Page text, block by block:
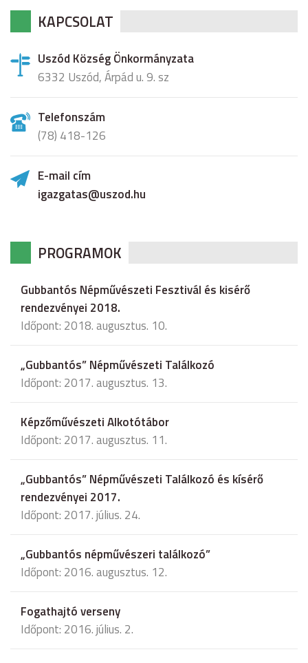
KAPCSOLAT
Uszód Község Önkormányzata
6332 Uszód, Árpád u. 9. sz
Telefonszám
(78) 418-126
E-mail cím
igazgatas@uszod.hu
PROGRAMOK
Gubbantós Népművészeti Fesztivál és kisérő
rendezvényei 2018.
Időpont: 2018. augusztus. 10.
„Gubbantós” Népművészeti Találkozó
Időpont: 2017. augusztus. 13.
Képzőművészeti Alkotótábor
Időpont: 2017. augusztus. 11.
„Gubbantós” Népművészeti Találkozó és kísérő
rendezvényei 2017.
Időpont: 2017. július. 24.
„Gubbantós népművészeri találkozó”
Időpont: 2016. augusztus. 12.
Fogathajtó verseny
Időpont: 2016. július. 2.